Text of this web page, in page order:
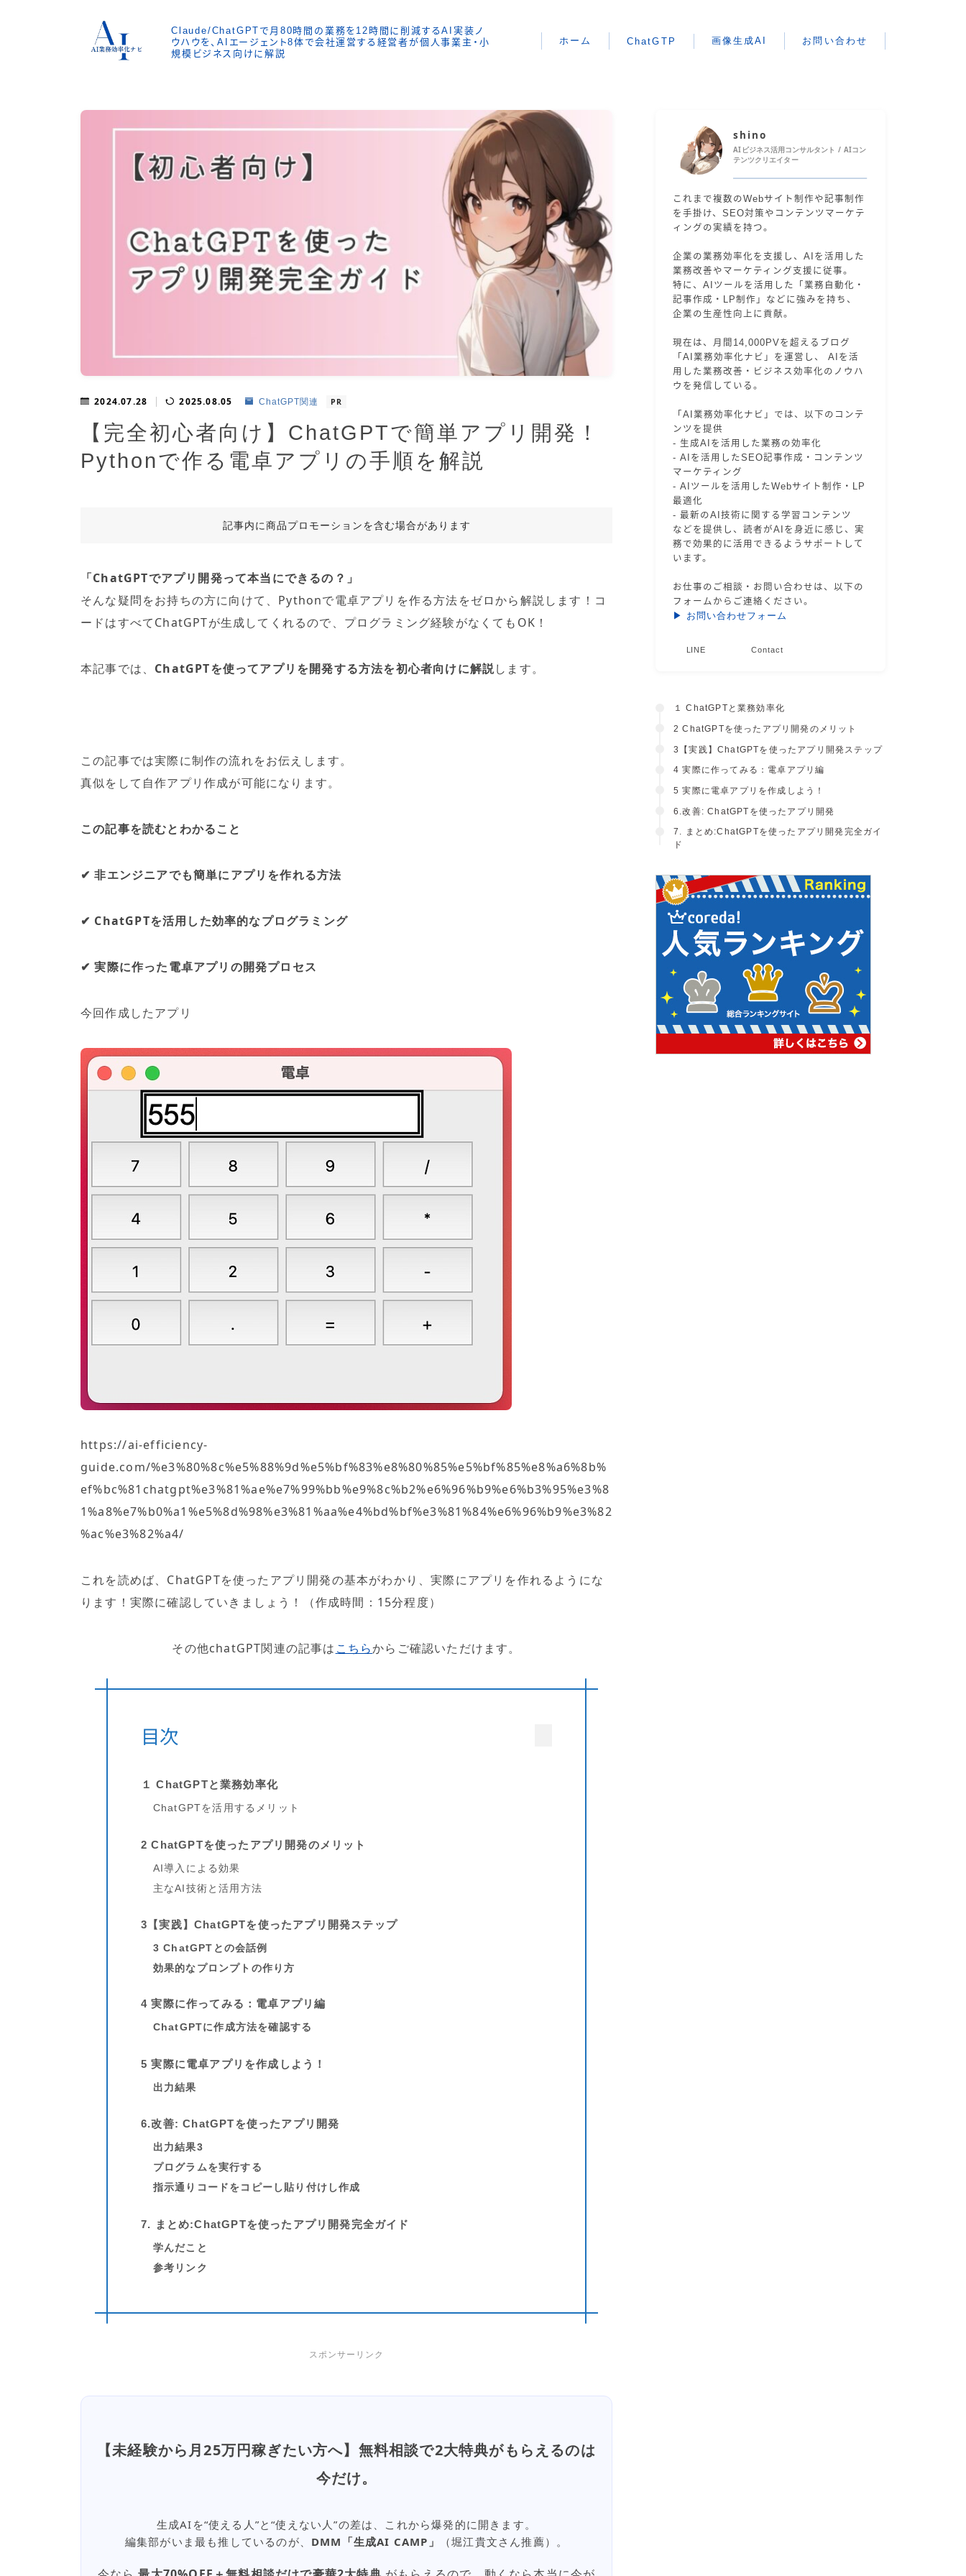
Claude/ChatGPTで月80時間の業務を12時間に削減するAI実装ノ
ウハウを、AIエージェント8体で会社運営する経営者が個人事業主・小
規模ビジネス向けに解説
ホーム ChatGTP 画像生成AI お問い合わせ
2024.07.28 2025.08.05 ChatGPT関連 PR
【完全初心者向け】ChatGPTで簡単アプリ開発！
Pythonで作る電卓アプリの手順を解説
記事内に商品プロモーションを含む場合があります
「ChatGPTでアプリ開発って本当にできるの？」
そんな疑問をお持ちの方に向けて、Pythonで電卓アプリを作る方法をゼロから解説します！コ
ードはすべてChatGPTが生成してくれるので、プログラミング経験がなくてもOK！
本記事では、 ChatGPTを使ってアプリを開発する方法を初心者向けに解説します。
この記事では実際に制作の流れをお伝えします。
真似をして自作アプリ作成が可能になります。
この記事を読むとわかること
✔ 非エンジニアでも簡単にアプリを作れる方法
✔ ChatGPTを活用した効率的なプログラミング
✔ 実際に作った電卓アプリの開発プロセス
今回作成したアプリ
https://ai-efficiency-
guide.com/%e3%80%8c%e5%88%9d%e5%bf%83%e8%80%85%e5%bf%85%e8%a6%8b%
ef%bc%81chatgpt%e3%81%ae%e7%99%bb%e9%8c%b2%e6%96%b9%e6%b3%95%e3%8
1%a8%e7%b0%a1%e5%8d%98%e3%81%aa%e4%bd%bf%e3%81%84%e6%96%b9%e3%82
%ac%e3%82%a4/
これを読めば、ChatGPTを使ったアプリ開発の基本がわかり、実際にアプリを作れるようにな
ります！実際に確認していきましょう！（作成時間：15分程度）
その他chatGPT関連の記事は こちらからご確認いただけます。
目次
１ ChatGPTと業務効率化
ChatGPTを活用するメリット
2 ChatGPTを使ったアプリ開発のメリット
AI導入による効果
主なAI技術と活用方法
3【実践】ChatGPTを使ったアプリ開発ステップ
3 ChatGPTとの会話例
効果的なプロンプトの作り方
4 実際に作ってみる：電卓アプリ編
ChatGPTに作成方法を確認する
5 実際に電卓アプリを作成しよう！
出力結果
6.改善: ChatGPTを使ったアプリ開発
出力結果3
プログラムを実行する
指示通りコードをコピーし貼り付けし作成
7. まとめ:ChatGPTを使ったアプリ開発完全ガイド
学んだこと
参考リンク
スポンサーリンク
【未経験から月25万円稼ぎたい方へ】無料相談で2大特典がもらえるのは
今だけ。
生成AIを“使える人”と“使えない人”の差は、これから爆発的に開きます。
編集部がいま最も推しているのが、 DMM「生成AI CAMP」 （堀江貴文さん推薦）。
shino
AIビジネス活用コンサルタント / AIコン
テンツクリエイター
これまで複数のWebサイト制作や記事制作
を手掛け、SEO対策やコンテンツマーケテ
ィングの実績を持つ。
企業の業務効率化を支援し、AIを活用した
業務改善やマーケティング支援に従事。
特に、AIツールを活用した「業務自動化・
記事作成・LP制作」などに強みを持ち、
企業の生産性向上に貢献。
現在は、月間14,000PVを超えるブログ
「AI業務効率化ナビ」を運営し、 AIを活
用した業務改善・ビジネス効率化のノウハ
ウを発信している。
「AI業務効率化ナビ」では、以下のコンテ
ンツを提供
- 生成AIを活用した業務の効率化
- AIを活用したSEO記事作成・コンテンツ
マーケティング
- AIツールを活用したWebサイト制作・LP
最適化
- 最新のAI技術に関する学習コンテンツ
などを提供し、読者がAIを身近に感じ、実
務で効果的に活用できるようサポートして
います。
お仕事のご相談・お問い合わせは、以下の
フォームからご連絡ください。
▶ お問い合わせフォーム
LINE Contact
１ ChatGPTと業務効率化
2 ChatGPTを使ったアプリ開発のメリット
3【実践】ChatGPTを使ったアプリ開発ステップ
4 実際に作ってみる：電卓アプリ編
5 実際に電卓アプリを作成しよう！
6.改善: ChatGPTを使ったアプリ開発
7. まとめ:ChatGPTを使ったアプリ開発完全ガイ
ド